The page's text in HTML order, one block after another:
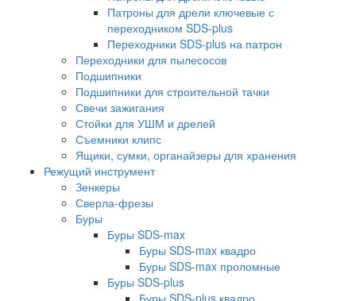
Патроны для дрели ключевые с
переходником SDS-plus
Переходники SDS-plus на патрон
Переходники для пылесосов
Подшипники
Подшипники для строительной тачки
Свечи зажигания
Стойки для УШМ и дрелей
Съемники клипс
Ящики, сумки, органайзеры для хранения
Режущий инструмент
Зенкеры
Сверла-фрезы
Буры
Буры SDS-max
Буры SDS-max квадро
Буры SDS-max проломные
Буры SDS-plus
Буры SDS-plus квадро